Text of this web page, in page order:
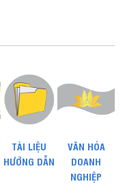
TÀI LIỆU
HƯỚNG DẪN
VĂN HÓA
DOANH
NGHIỆP